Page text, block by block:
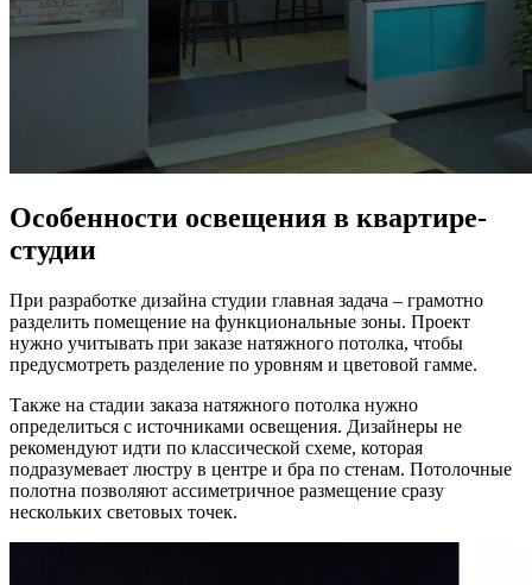
Особенности освещения в квартире-
студии
При разработке дизайна студии главная задача – грамотно
разделить помещение на функциональные зоны. Проект
нужно учитывать при заказе натяжного потолка, чтобы
предусмотреть разделение по уровням и цветовой гамме.
Также на стадии заказа натяжного потолка нужно
определиться с источниками освещения. Дизайнеры не
рекомендуют идти по классической схеме, которая
подразумевает люстру в центре и бра по стенам. Потолочные
полотна позволяют ассиметричное размещение сразу
нескольких световых точек.